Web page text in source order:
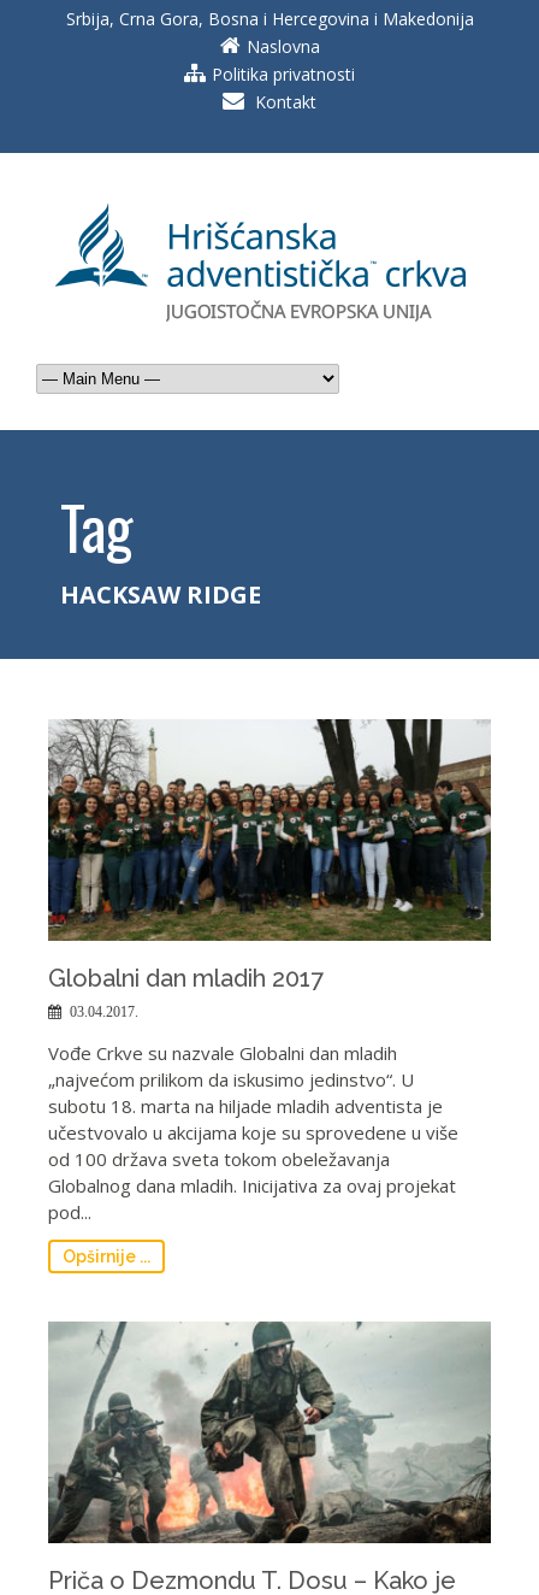
Srbija, Crna Gora, Bosna i Hercegovina i Makedonija
Naslovna
Politika privatnosti
Kontakt
Tag
HACKSAW RIDGE
Globalni dan mladih 2017
03.04.2017.
Vođe Crkve su nazvale Globalni dan mladih
„najvećom prilikom da iskusimo jedinstvo“. U
subotu 18. marta na hiljade mladih adventista je
učestvovalo u akcijama koje su sprovedene u više
od 100 država sveta tokom obeležavanja
Globalnog dana mladih. Inicijativa za ovaj projekat
pod...
Opširnije ...
Priča o Dezmondu T. Dosu – Kako je